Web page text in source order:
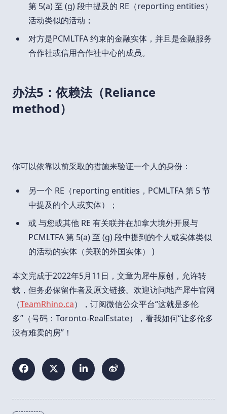
第 5(a) 至 (g) 段中提及的 RE（reporting entities）
活动类似的活动；
对方是PCMLTFA 约束的金融实体，并且是金融服务
合作社或信用合作社中心的成员。
办法5：依赖法（Reliance
method）
你可以依靠以前采取的措施来验证一个人的身份：
另一个 RE（reporting entities，PCMLTFA 第 5 节
中提及的个人或实体）；
或 与您或其他 RE 有关联并在加拿大境外开展与
PCMLTFA 第 5(a) 至 (g) 段中提到的个人或实体类似
的活动的实体（关联的外国实体） )
本文完成于2022年5月11日，文章为犀牛原创，允许转
载，但务必保留作者及原文链接。欢迎访问地产犀牛官网
（TeamRhino.ca），订阅微信公众平台“这就是多伦
多”（号码：Toronto-RealEstate），看我如何“让多伦多
没有难卖的房”！